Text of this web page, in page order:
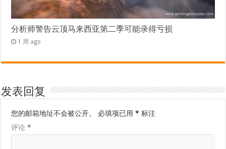
分析师警告云顶马来西亚第二季可能录得亏损
1 周 ago
发表回复
您的邮箱地址不会被公开。 必填项已用* 标注
评论*